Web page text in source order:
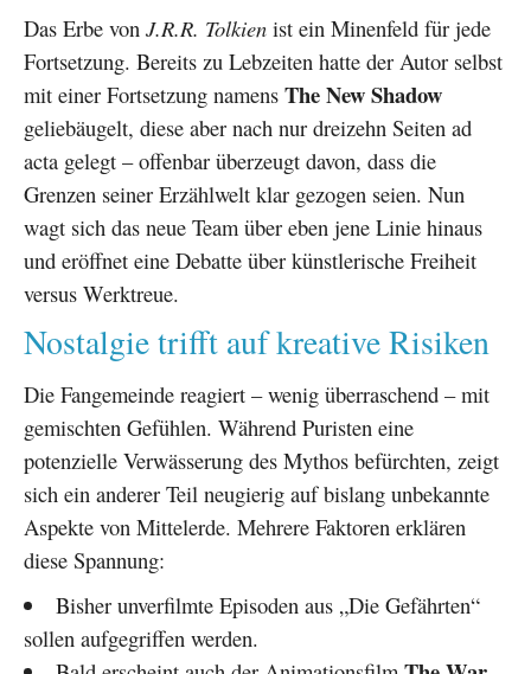
Das Erbe von J.R.R. Tolkien ist ein Minenfeld für jede
Fortsetzung. Bereits zu Lebzeiten hatte der Autor selbst
mit einer Fortsetzung namens The New Shadow
geliebäugelt, diese aber nach nur dreizehn Seiten ad
acta gelegt – offenbar überzeugt davon, dass die
Grenzen seiner Erzählwelt klar gezogen seien. Nun
wagt sich das neue Team über eben jene Linie hinaus
und eröffnet eine Debatte über künstlerische Freiheit
versus Werktreue.
Nostalgie trifft auf kreative Risiken
Die Fangemeinde reagiert – wenig überraschend – mit
gemischten Gefühlen. Während Puristen eine
potenzielle Verwässerung des Mythos befürchten, zeigt
sich ein anderer Teil neugierig auf bislang unbekannte
Aspekte von Mittelerde. Mehrere Faktoren erklären
diese Spannung:
Bisher unverfilmte Episoden aus „Die Gefährten“
sollen aufgegriffen werden.